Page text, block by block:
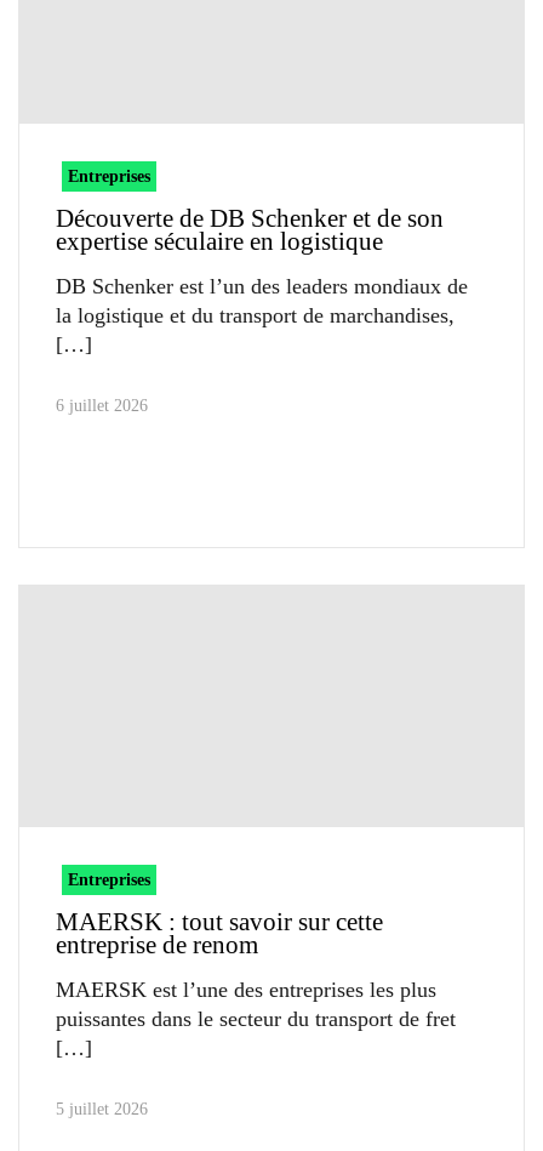
Entreprises
Découverte de DB Schenker et de son
expertise séculaire en logistique
DB Schenker est l’un des leaders mondiaux de
la logistique et du transport de marchandises,
6 juillet 2026
Entreprises
MAERSK : tout savoir sur cette
entreprise de renom
MAERSK est l’une des entreprises les plus
puissantes dans le secteur du transport de fret
5 juillet 2026